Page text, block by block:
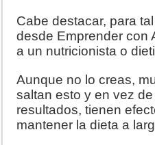
Cabe destacar, para
desde Emprender con
a un nutricionista o
Aunque no lo creas,
saltan esto y en vez
resultados, tienen
mantener la dieta a